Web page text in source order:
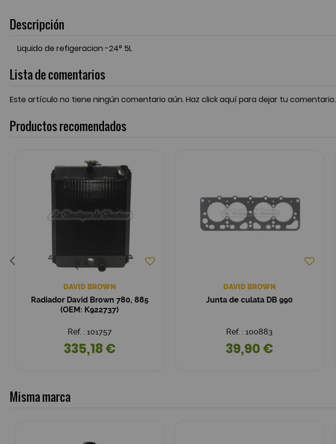
Descripción
Liquido de refigeracion -24° 5L
Lista de comentarios
Este artículo no tiene ningún comentario aún. Haz click aquí para dejar tu comentario.
Productos recomendados
DAVID BROWN
Radiador David Brown 780, 885
(OEM: K922737)
Ref. : 101757
335,18 €
DAVID BROWN
Junta de culata DB 990
Ref. : 100883
39,90 €
Misma marca